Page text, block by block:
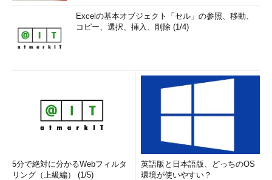
Excelの基本オブジェクト「セル」の参照、移動、
コピー、選択、挿入、削除 (1/4)
5分で絶対に分かるWebフィルタ
リング（上級編） (1/5)
英語版と日本語版、どっちのOS
環境が使いやすい？